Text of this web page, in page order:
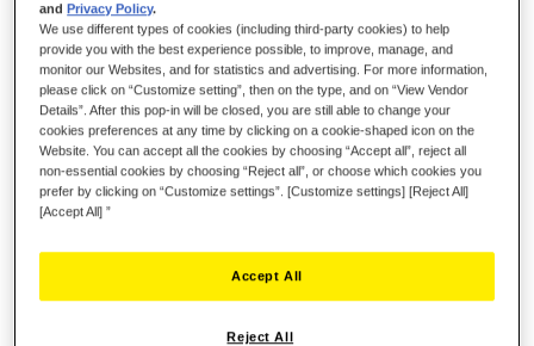
VOLANT DÉTACHABLE THRUSTMASTER
MULTIPLATEFORME CONÇU POUR
PERFORMER DANS L’UNIVERS GT ET
MONOPLACE
La roue plébiscitée en version seule par la communauté
Thrustmaster.
Détient la meilleure polyvalence et ergonomie de jeu possible
andPrivacy Policy.
We use different types of cookies (including third-party cookies) to help
provide you with the best experience possible, to improve, manage, and
monitor our Websites, and for statistics and advertising. For more information,
please click on “Customize setting”, then on the type, and on “View Vendor
Details”. After this pop-in will be closed, you are still able to change your
cookies preferences at any time by clicking on a cookie-shaped icon on the
Website. You can accept all the cookies by choosing “Accept all”, reject all
non-essential cookies by choosing “Reject all”, or choose which cookies you
prefer by clicking on “Customize settings”. [Customize settings] [Reject All]
[Accept All] ”
Reject All
Accept All